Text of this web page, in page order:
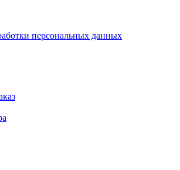
персональных данных